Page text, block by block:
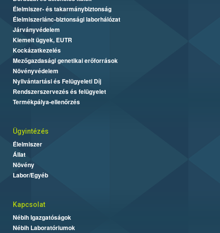
Élelmiszer- és takarmánybiztonság
Élelmiszerlánc-biztonsági laborhálózat
Járványvédelem
Kiemelt ügyek, EUTR
Kockázatkezelés
Mezőgazdasági genetikai erőforrások
Növényvédelem
Nyilvántartási és Felügyeleti Díj
Rendszerszervezés és felügyelet
Termékpálya-ellenőrzés
Ügyintézés
Élelmiszer
Állat
Növény
Labor/Egyéb
Kapcsolat
Nébih Igazgatóságok
Nébih Laboratóriumok